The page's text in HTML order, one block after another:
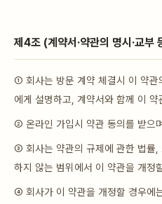
제4조 (계약서·약관의 명시·교부
① 회사는 방문 계약 체결시 이 약관
에게 설명하고, 계약서와 함께 이 약
② 온라인 가입시 약관 동의를 받으
③ 회사는 약관의 규제에 관한 법률,
하지 않는 범위에서 이 약관을 개정
④ 회사가 이 약관을 개정할 경우에